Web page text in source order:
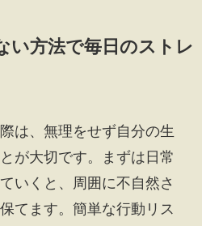
い方法で毎日のストレ
は、無理をせず自分の生
が大切です。まずは日常
いくと、周囲に不自然さ
てます。簡単な行動リス